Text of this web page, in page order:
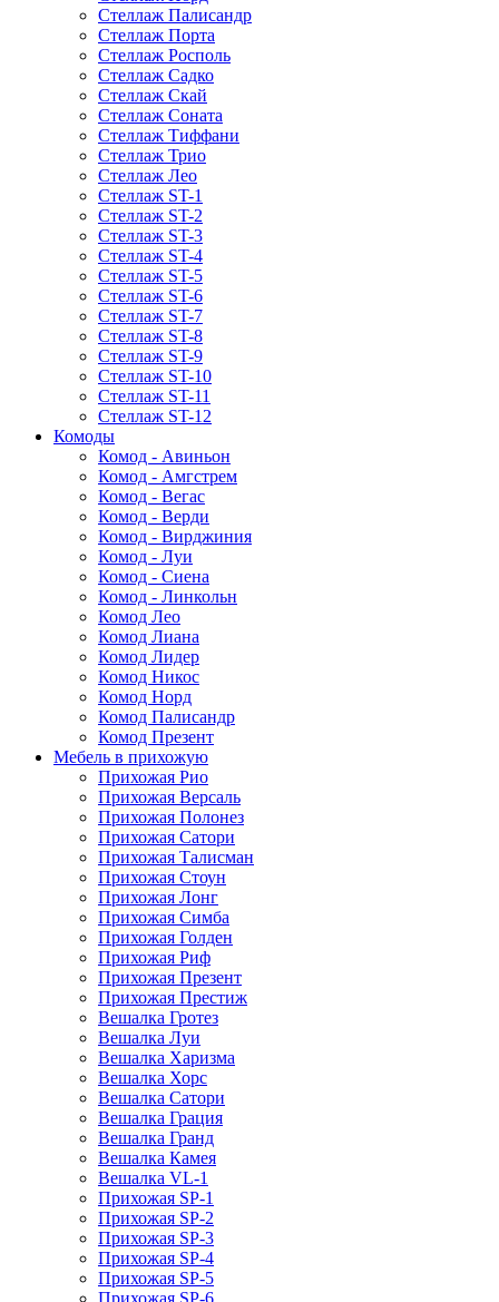
Стеллаж Палисандр
Стеллаж Порта
Стеллаж Росполь
Стеллаж Садко
Стеллаж Скай
Стеллаж Соната
Стеллаж Тиффани
Стеллаж Трио
Стеллаж Лео
Стеллаж ST-1
Стеллаж ST-2
Стеллаж ST-3
Стеллаж ST-4
Стеллаж ST-5
Стеллаж ST-6
Стеллаж ST-7
Стеллаж ST-8
Стеллаж ST-9
Стеллаж ST-10
Стеллаж ST-11
Стеллаж ST-12
Комоды
Комод - Авиньон
Комод - Амгстрем
Комод - Вегас
Комод - Верди
Комод - Вирджиния
Комод - Луи
Комод - Сиена
Комод - Линкольн
Комод Лео
Комод Лиана
Комод Лидер
Комод Никос
Комод Норд
Комод Палисандр
Комод Презент
Мебель в прихожую
Прихожая Рио
Прихожая Версаль
Прихожая Полонез
Прихожая Сатори
Прихожая Талисман
Прихожая Стоун
Прихожая Лонг
Прихожая Симба
Прихожая Голден
Прихожая Риф
Прихожая Презент
Прихожая Престиж
Вешалка Гротез
Вешалка Луи
Вешалка Харизма
Вешалка Хорс
Вешалка Сатори
Вешалка Грация
Вешалка Гранд
Вешалка Камея
Вешалка VL-1
Прихожая SP-1
Прихожая SP-2
Прихожая SP-3
Прихожая SP-4
Прихожая SP-5
Прихожая SP-6